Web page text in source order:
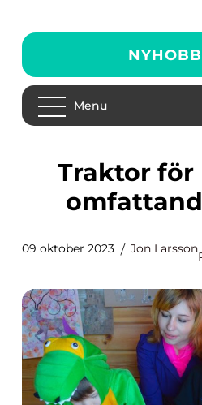
Menu
Traktor för barn: En
09 oktober 2023 Jon Larsson